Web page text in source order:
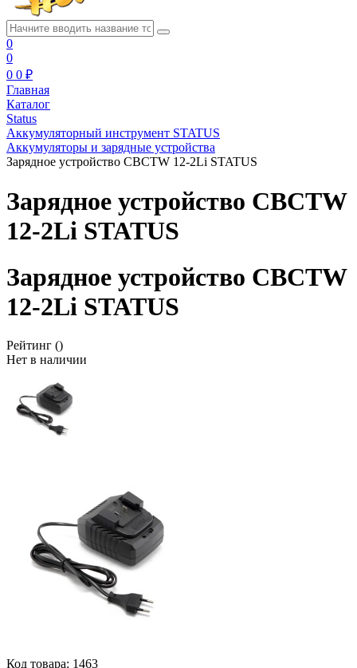
0
0
0 0 ₽
Главная
Каталог
Status
Аккумуляторный инструмент STATUS
Аккумуляторы и зарядные устройства
Зарядное устройство CBCTW 12-2Li STATUS
Зарядное устройство CBCTW
12-2Li STATUS
Зарядное устройство CBCTW
12-2Li STATUS
Рейтинг ()
Нет в наличии
Код товара: 1463